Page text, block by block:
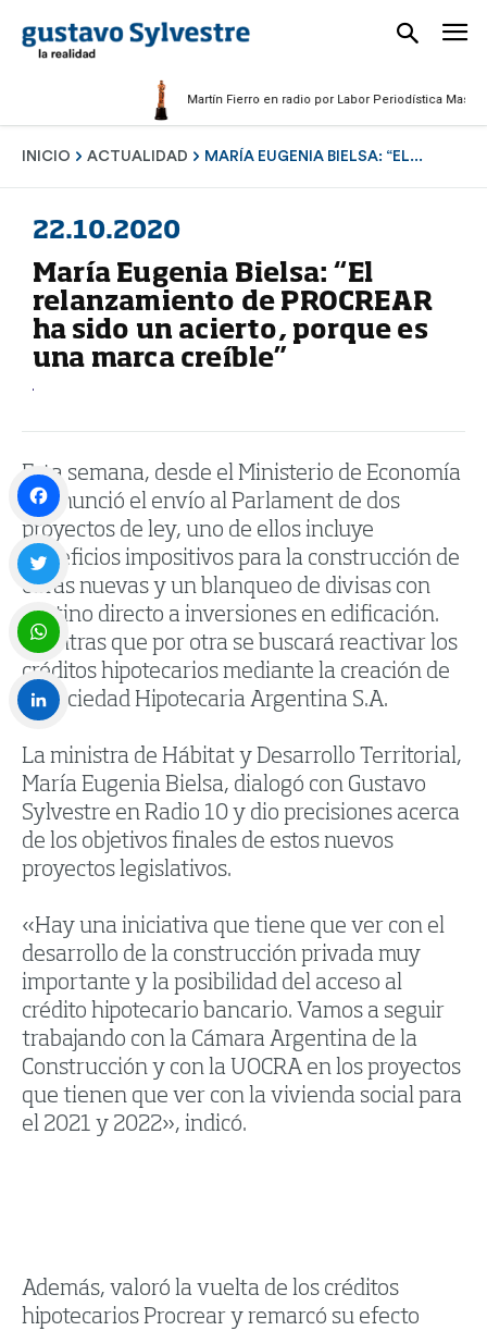
Martín Fierro en radio por Labor Periodística Masculina
INICIO ACTUALIDAD MARÍA EUGENIA BIELSA: “EL...
22.10.2020
María Eugenia Bielsa: “El
relanzamiento de PROCREAR
ha sido un acierto, porque es
una marca creíble”
Esta semana, desde el Ministerio de Economía
se anunció el envío al Parlament de dos
proyectos de ley, uno de ellos incluye
beneficios impositivos para la construcción de
obras nuevas y un blanqueo de divisas con
destino directo a inversiones en edificación.
Mientras que por otra se buscará reactivar los
créditos hipotecarios mediante la creación de
la Sociedad Hipotecaria Argentina S.A.
La ministra de Hábitat y Desarrollo Territorial,
María Eugenia Bielsa, dialogó con Gustavo
Sylvestre en Radio 10 y dio precisiones acerca
de los objetivos finales de estos nuevos
proyectos legislativos.
«Hay una iniciativa que tiene que ver con el
desarrollo de la construcción privada muy
importante y la posibilidad del acceso al
crédito hipotecario bancario. Vamos a seguir
trabajando con la Cámara Argentina de la
Construcción y con la UOCRA en los proyectos
que tienen que ver con la vivienda social para
el 2021 y 2022», indicó.
Además, valoró la vuelta de los créditos
hipotecarios Procrear y remarcó su efecto
Facebook
Twitter
WhatsApp
LinkedIn